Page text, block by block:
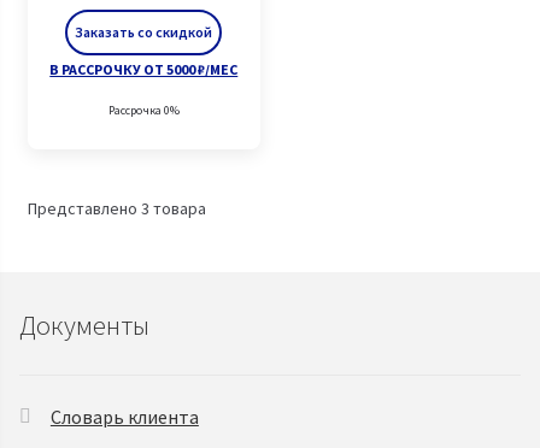
Заказать со скидкой
В РАССРОЧКУ ОТ 5000 ₽/МЕС
Рассрочка 0%
Представлено 3 товара
Документы
Словарь клиента